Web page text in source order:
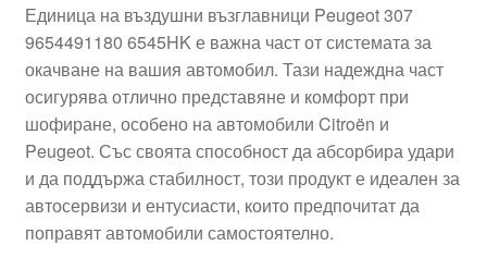
Количка
Контакт
Моята сметка
Плащанията
Единица на въздушни възглавници Peugeot 307
9654491180 6545HK е важна част от системата за
окачване на вашия автомобил. Тази надеждна част
осигурява отлично представяне и комфорт при
шофиране, особено на автомобили Citroën и
Peugeot. Със своята способност да абсорбира удари
и да поддържа стабилност, този продукт е идеален за
автосервизи и ентусиасти, които предпочитат да
поправят автомобили самостоятелно.